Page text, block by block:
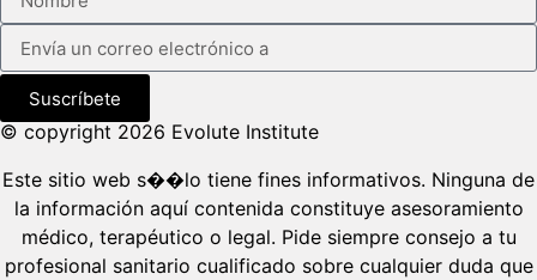
Suscríbete
© copyright 2026 Evolute Institute
Este sitio web s��lo tiene fines informativos. Ninguna de
la información aquí contenida constituye asesoramiento
médico, terapéutico o legal. Pide siempre consejo a tu
profesional sanitario cualificado sobre cualquier duda que